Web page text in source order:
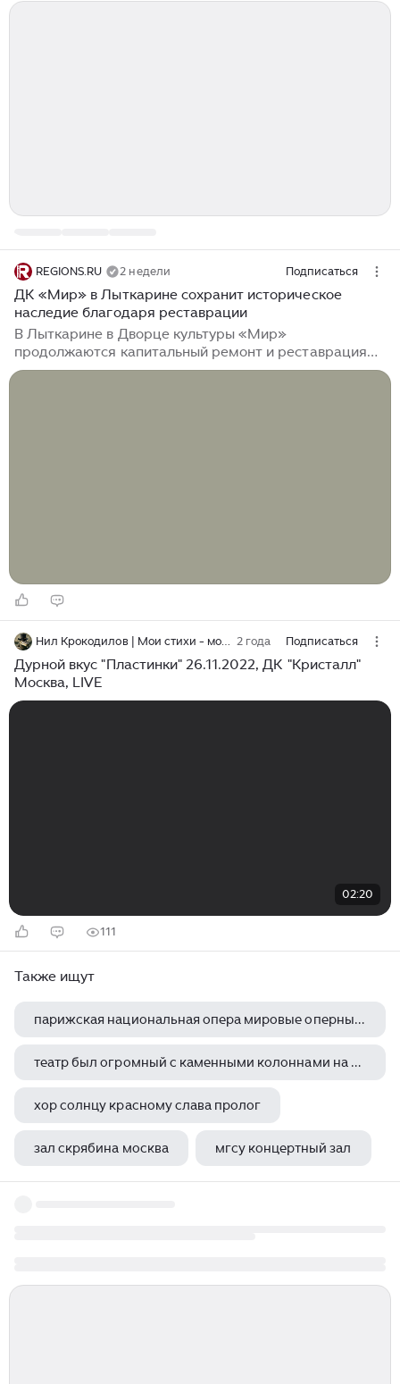
REGIONS.RU 2 недели Подписаться
ДК «Мир» в Лыткарине сохранит историческое
наследие благодаря реставрации
В Лыткарине в Дворце культуры «Мир»
продолжаются капитальный ремонт и реставрация
настенных росписей концертного зала и фойе.
Нил Крокодилов | Мои стихи - моя стихия 2 года Подписаться
Дурной вкус "Пластинки" 26.11.2022, ДК "Кристалл"
Москва, LIVE
02:20
111
Также ищут
парижская национальная опера мировые оперные театры канал культура
театр был огромный с каменными колоннами на крыше егэ
хор солнцу красному слава пролог
зал скрябина москва мгсу концертный зал